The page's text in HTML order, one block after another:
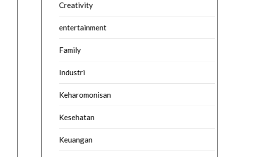
Creativity
entertainment
Family
Industri
Keharomonisan
Kesehatan
Keuangan